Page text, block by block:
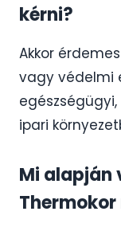
kérni?
Akkor
vagy védelmi
ipari
Mi alapján